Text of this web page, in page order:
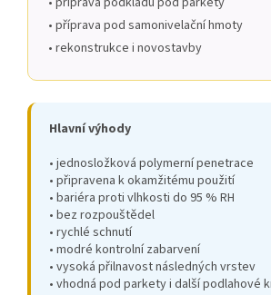
• příprava pod samonivelační hmoty
• rekonstrukce i novostavby
Hlavní výhody
• jednosložková polymerní penetrace
• připravena k okamžitému použití
• bariéra proti vlhkosti do 95 % RH
• bez rozpouštědel
• rychlé schnutí
• modré kontrolní zabarvení
• vysoká přilnavost následných vrstev
• vhodná pod parkety i další podlahové